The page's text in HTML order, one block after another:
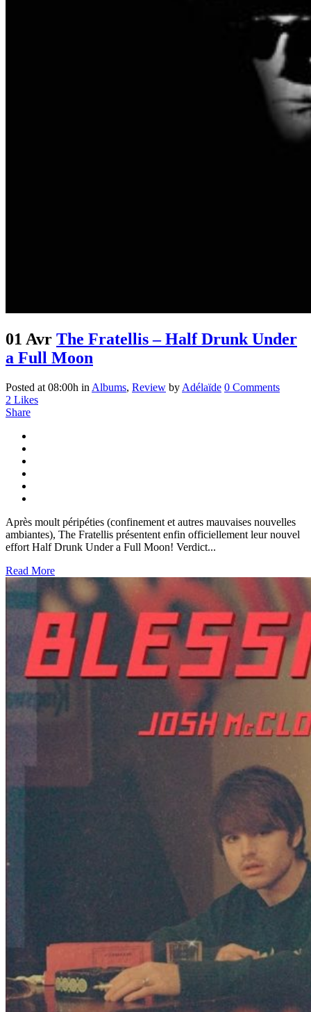
01 Avr The Fratellis – Half Drunk Under
a Full Moon
Posted at 08:00h in Albums, Review by Adélaïde 0 Comments
2 Likes
Share
Après moult péripéties (confinement et autres mauvaises nouvelles
ambiantes), The Fratellis présentent enfin officiellement leur nouvel
effort Half Drunk Under a Full Moon! Verdict...
Read More